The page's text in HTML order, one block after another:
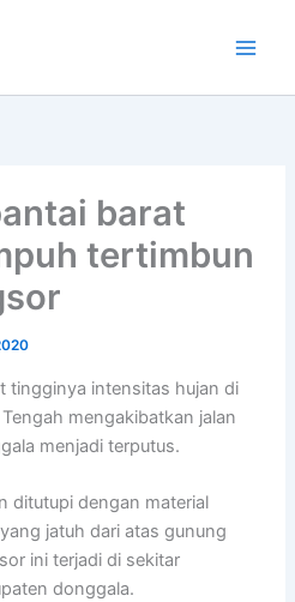
barat
tertimbun
tingginya intensitas hujan di
mengakibatkan jalan
menjadi terputus.
ditutupi dengan material
jatuh dari atas gunung
ini terjadi di sekitar
donggala.